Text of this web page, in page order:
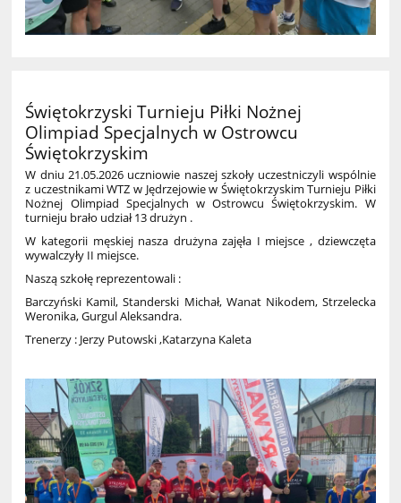
Świętokrzyski Turnieju Piłki Nożnej
Olimpiad Specjalnych w Ostrowcu
Świętokrzyskim
W dniu 21.05.2026 uczniowie naszej szkoły uczestniczyli wspólnie
z uczestnikami WTZ w Jędrzejowie w Świętokrzyskim Turnieju Piłki
Nożnej Olimpiad Specjalnych w Ostrowcu Świętokrzyskim. W
turnieju brało udział 13 drużyn .
W kategorii męskiej nasza drużyna zajęła I miejsce , dziewczęta
wywalczyły II miejsce.
Naszą szkołę reprezentowali :
Barczyński Kamil, Standerski Michał, Wanat Nikodem, Strzelecka
Weronika, Gurgul Aleksandra.
Trenerzy : Jerzy Putowski ,Katarzyna Kaleta